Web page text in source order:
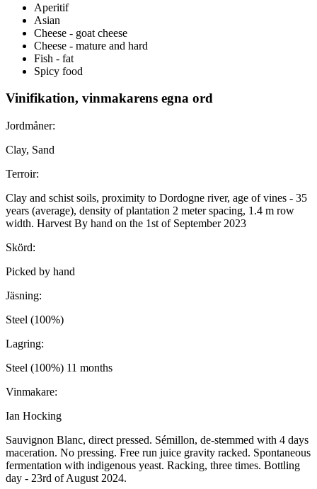
Aperitif
Asian
Cheese - goat cheese
Cheese - mature and hard
Fish - fat
Spicy food
Vinifikation, vinmakarens egna ord
Jordmåner:
Clay, Sand
Terroir:
Clay and schist soils, proximity to Dordogne river, age of vines - 35
years (average), density of plantation 2 meter spacing, 1.4 m row
width. Harvest By hand on the 1st of September 2023
Skörd:
Picked by hand
Jäsning:
Steel (100%)
Lagring:
Steel (100%) 11 months
Vinmakare:
Ian Hocking
Sauvignon Blanc, direct pressed. Sémillon, de-stemmed with 4 days
maceration. No pressing. Free run juice gravity racked. Spontaneous
fermentation with indigenous yeast. Racking, three times. Bottling
day - 23rd of August 2024.